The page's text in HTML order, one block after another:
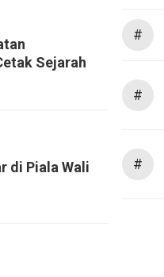
Sejarah
di Piala Wali
#
#
#